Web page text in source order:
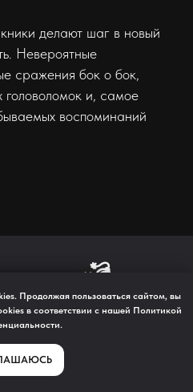
делают шаг в новый
Невероятные
сражения бок о бок,
и, самое
воспоминаний
акции💣
Продолжая пользоваться сайтом, вы
в соответствии с нашей Политикой
.